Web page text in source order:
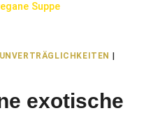
Suppe
exotische